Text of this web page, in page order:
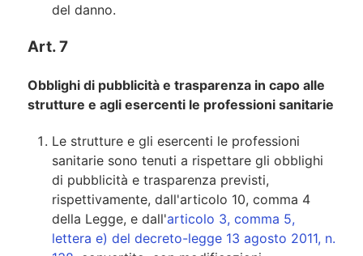
del danno.
Art. 7
Obblighi di pubblicità e trasparenza in capo alle
strutture e agli esercenti le professioni sanitarie
Le strutture e gli esercenti le professioni
sanitarie sono tenuti a rispettare gli obblighi
di pubblicità e trasparenza previsti,
rispettivamente, dall'articolo 10, comma 4
della Legge, e dall'articolo 3, comma 5,
lettera e) del decreto-legge 13 agosto 2011, n.